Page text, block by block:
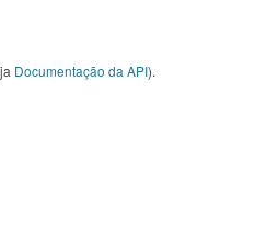
Documentação da API).